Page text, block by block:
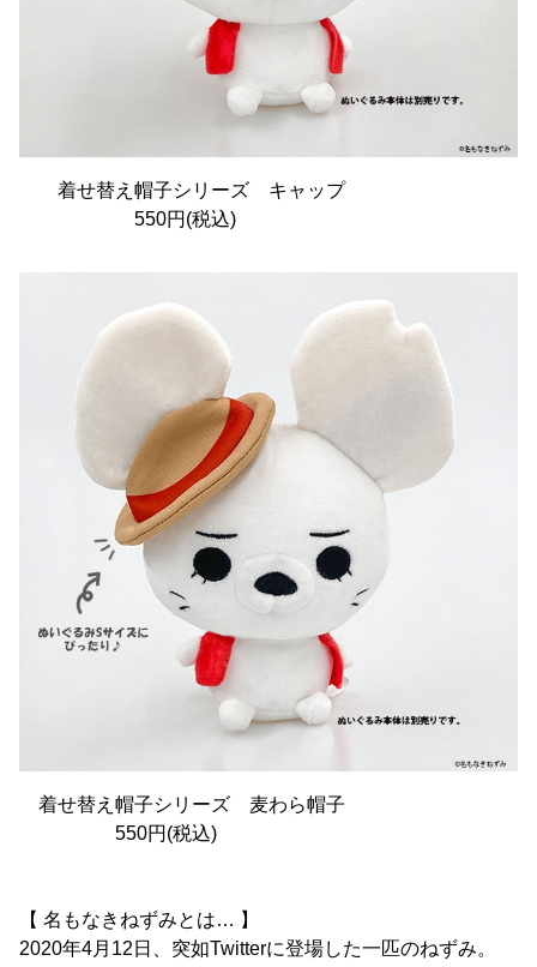
着せ替え帽子シリーズ キャップ
550円(税込)
着せ替え帽子シリーズ 麦わら帽子
550円(税込)
【 名もなきねずみとは… 】
2020年4月12日、突如Twitterに登場した一匹のねずみ。